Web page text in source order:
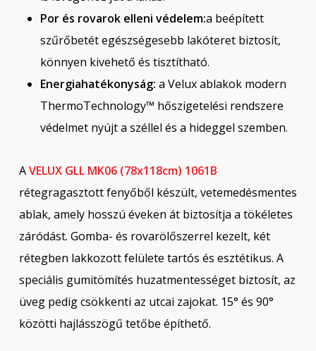
Por és rovarok elleni védelem:a beépített
szűrőbetét egészségesebb lakóteret biztosít,
könnyen kivehető és tisztítható.
Energiahatékonyság: a Velux ablakok modern
ThermoTechnology™ hőszigetelési rendszere
védelmet nyújt a széllel és a hideggel szemben.
AVELUX GLL MK06 (78x118cm) 1061B
rétegragasztott fenyőből készült, vetemedésmentes
ablak, amely hosszú éveken át biztosítja a tökéletes
záródást. Gomba- és rovarölőszerrel kezelt, két
rétegben lakkozott felülete tartós és esztétikus. A
speciális gumitömítés huzatmentességet biztosít, az
üveg pedig csökkenti az utcai zajokat. 15° és 90°
közötti hajlásszögű tetőbe építhető.